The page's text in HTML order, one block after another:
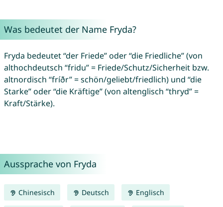
Was bedeutet der Name Fryda?
Fryda bedeutet “der Friede” oder “die Friedliche” (von
althochdeutsch “fridu” = Friede/Schutz/Sicherheit bzw.
altnordisch “fríðr” = schön/geliebt/friedlich) und “die
Starke” oder “die Kräftige” (von altenglisch “thryd” =
Kraft/Stärke).
Aussprache von Fryda
Chinesisch Deutsch Englisch